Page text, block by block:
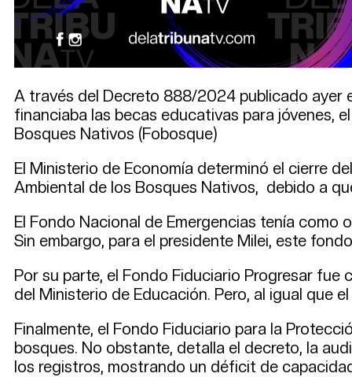
A través del Decreto 888/2024 publicado ayer
financiaba las becas educativas para jóvenes,
Bosques Nativos (Fobosque)
El Ministerio de Economía determinó el cierre
Ambiental de los Bosques Nativos, debido a
El Fondo Nacional de Emergencias tenía
Sin embargo, para el presidente Milei, este
Por su parte, el Fondo Fiduciario Progresar fue
del Ministerio de Educación. Pero, al igual que
Finalmente, el Fondo Fiduciario para la
bosques. No obstante, detalla el decreto, la
los registros, mostrando un déficit de